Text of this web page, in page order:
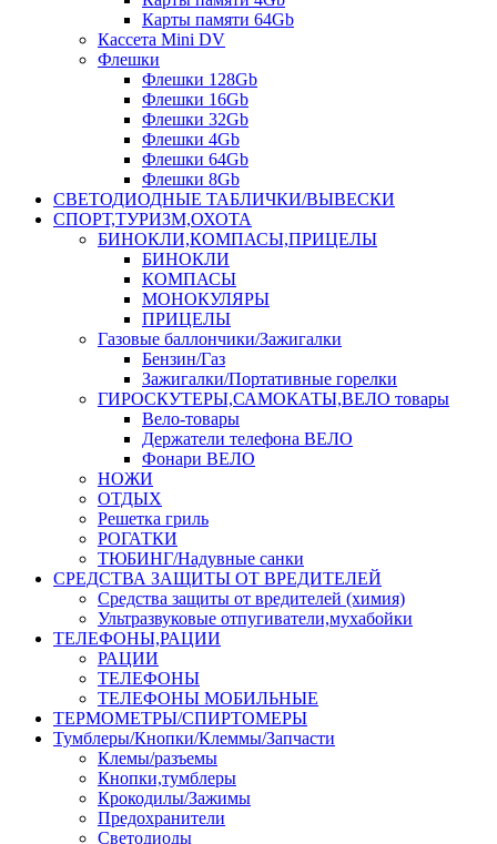
Карты памяти 64Gb
Кассета Mini DV
Флешки
Флешки 128Gb
Флешки 16Gb
Флешки 32Gb
Флешки 4Gb
Флешки 64Gb
Флешки 8Gb
СВЕТОДИОДНЫЕ ТАБЛИЧКИ/ВЫВЕСКИ
СПОРТ,ТУРИЗМ,ОХОТА
БИНОКЛИ,КОМПАСЫ,ПРИЦЕЛЫ
БИНОКЛИ
КОМПАСЫ
МОНОКУЛЯРЫ
ПРИЦЕЛЫ
Газовые баллончики/Зажигалки
Бензин/Газ
Зажигалки/Портативные горелки
ГИРОСКУТЕРЫ,САМОКАТЫ,ВЕЛО товары
Вело-товары
Держатели телефона ВЕЛО
Фонари ВЕЛО
НОЖИ
ОТДЫХ
Решетка гриль
РОГАТКИ
ТЮБИНГ/Надувные санки
СРЕДСТВА ЗАЩИТЫ ОТ ВРЕДИТЕЛЕЙ
Средства защиты от вредителей (химия)
Ультразвуковые отпугиватели,мухабойки
ТЕЛЕФОНЫ,РАЦИИ
РАЦИИ
ТЕЛЕФОНЫ
ТЕЛЕФОНЫ МОБИЛЬНЫЕ
ТЕРМОМЕТРЫ/СПИРТОМЕРЫ
Тумблеры/Кнопки/Клеммы/Запчасти
Клемы/разъемы
Кнопки,тумблеры
Крокодилы/Зажимы
Предохранители
Светодиоды